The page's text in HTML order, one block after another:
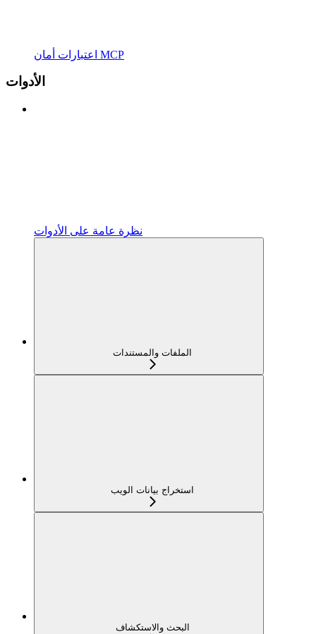
اعتبارات أمان MCP
الأدوات
نظرة عامة على الأدوات
الملفات والمستندات
استخراج بيانات الويب
البحث والاستكشاف